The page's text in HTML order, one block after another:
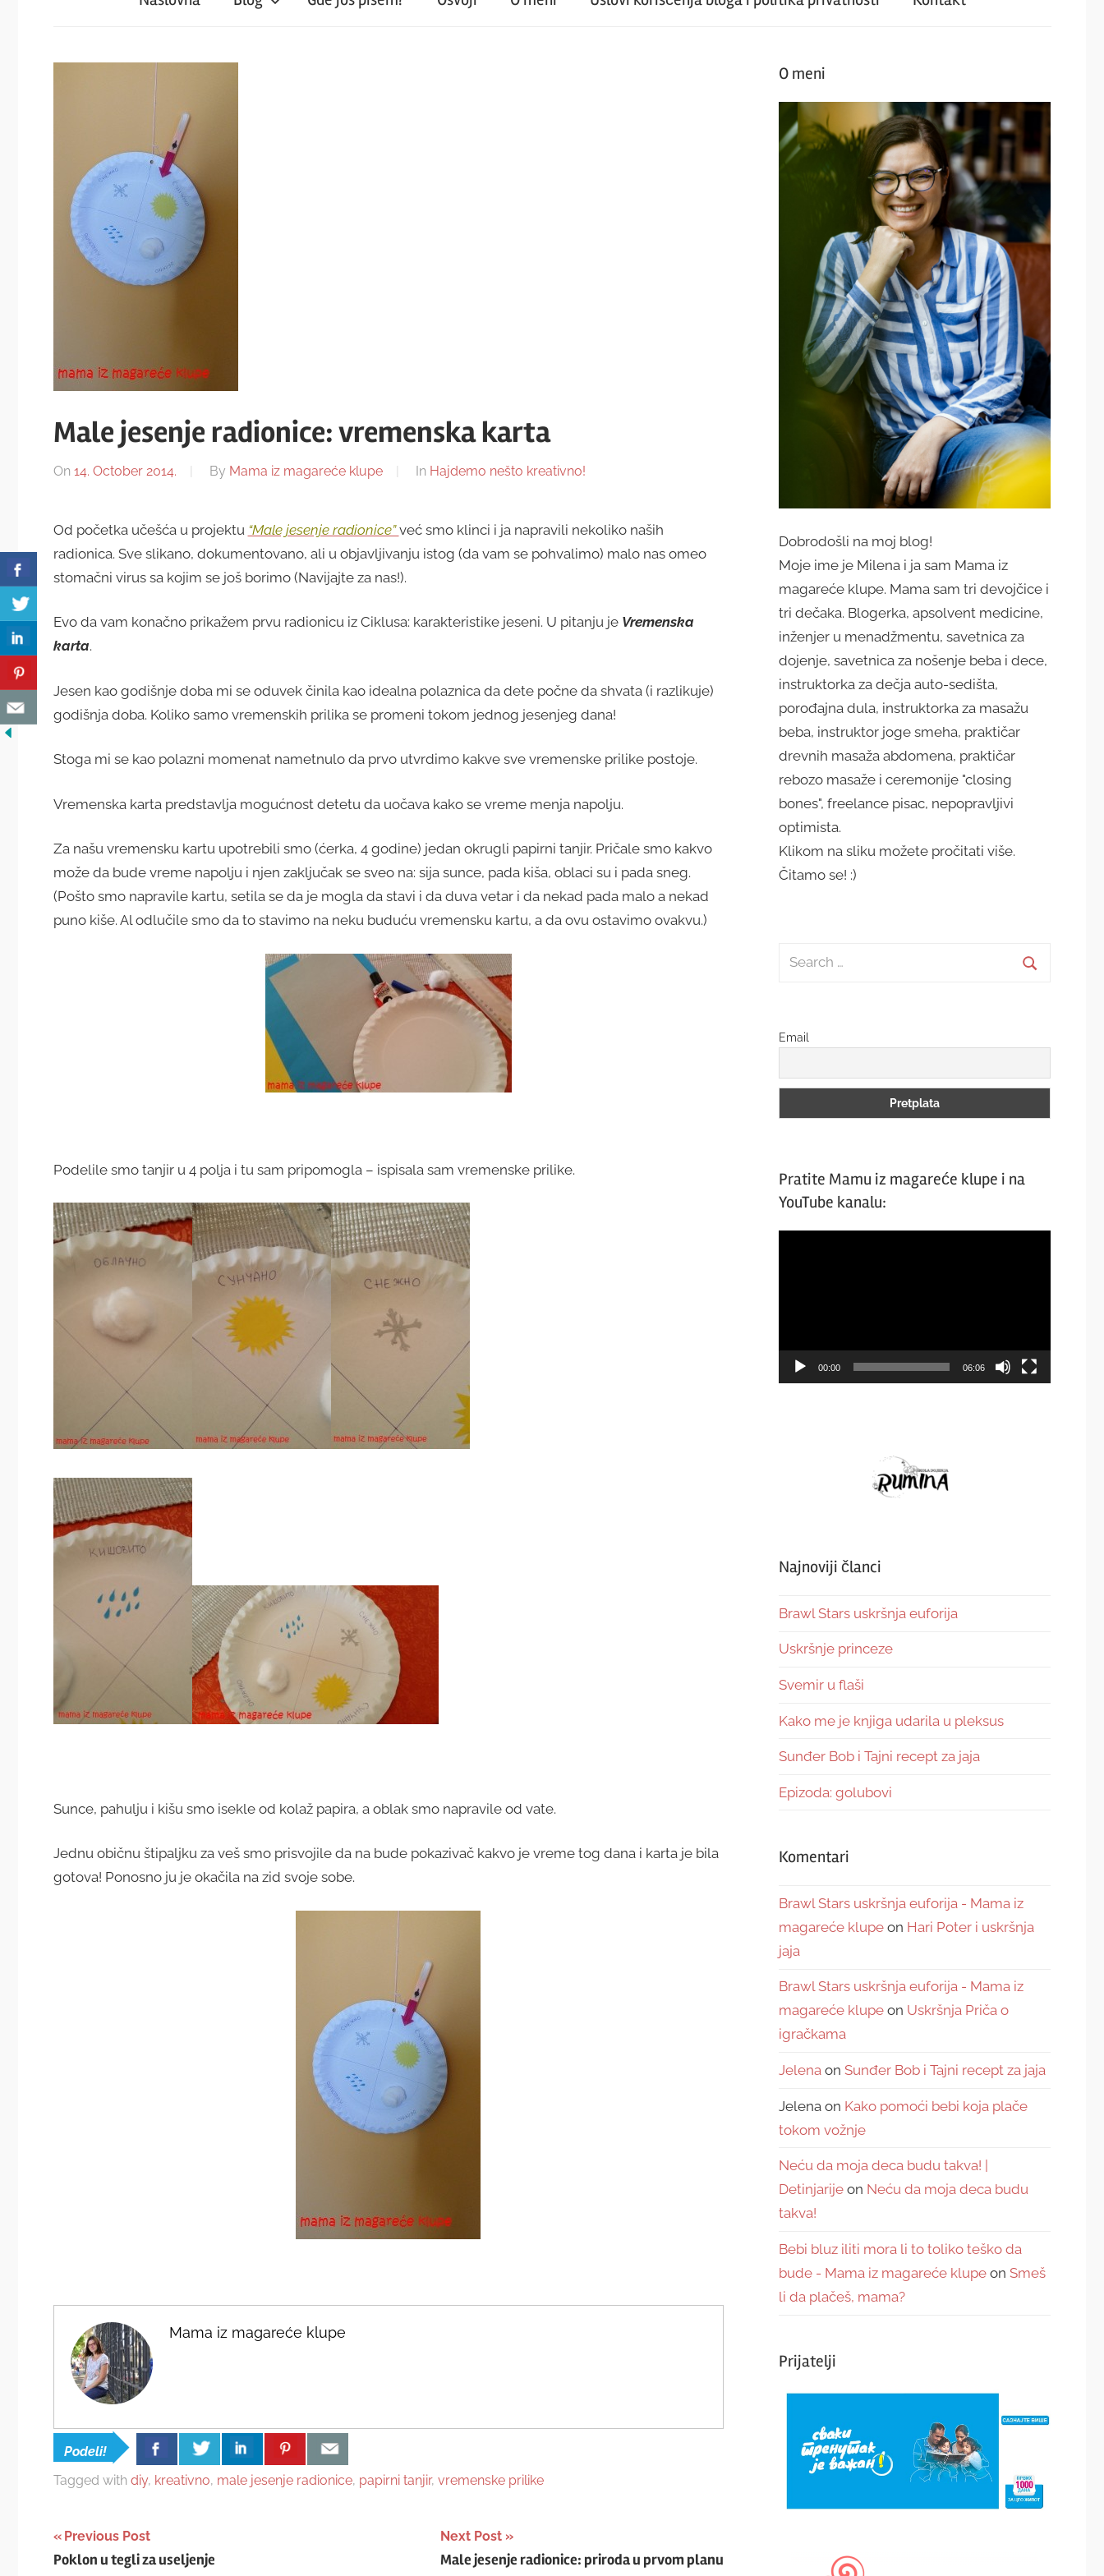
magareće
Male jesenje radionice: vremenska karta
On 14. October 2014. By Mama iz magareće klupe In Hajdemo nešto kreativno!
Od početka učešća u projektu “Male jesenje radionice”već smo klinci i ja napravili nekoliko naših
radionica. Sve slikano, dokumentovano, ali u objavljivanju istog (da vam se pohvalimo) malo nas omeo
stomačni virus sa kojim se još borimo (Navijajte za nas!).
Evo da vam konačno prikažem prvu radionicu iz Ciklusa: karakteristike jeseni. U pitanju je Vremenska
karta.
Jesen kao godišnje doba mi se oduvek činila kao idealna polaznica da dete počne da shvata (i razlikuje)
godišnja doba. Koliko samo vremenskih prilika se promeni tokom jednog jesenjeg dana!
Stoga mi se kao polazni momenat nametnulo da prvo utvrdimo kakve sve vremenske prilike postoje.
Vremenska karta predstavlja mogućnost detetu da uočava kako se vreme menja napolju.
Za našu vremensku kartu upotrebili smo (ćerka, 4 godine) jedan okrugli papirni tanjir. Pričale smo kakvo
može da bude vreme napolju i njen zaključak se sveo na: sija sunce, pada kiša, oblaci su i pada sneg.
(Pošto smo napravile kartu, setila se da je mogla da stavi i da duva vetar i da nekad pada malo a nekad
puno kiše. Al odlučile smo da to stavimo na neku buduću vremensku kartu, a da ovu ostavimo ovakvu.)
Podelile smo tanjir u 4 polja i tu sam pripomogla – ispisala sam vremenske prilike.
Sunce, pahulju i kišu smo isekle od kolaž papira, a oblak smo napravile od vate.
Jednu običnu štipaljku za veš smo prisvojile da na bude pokazivač kakvo je vreme tog dana i karta je bila
gotova! Ponosno ju je okačila na zid svoje sobe.
Mama iz magareće klupe
Podeli!
Tagged with diy, kreativno, male jesenje radionice, papirni tanjir, vremenske prilike
Post
Previous Post
Poklon u tegli za useljenje
Next Post
Male jesenje radionice: priroda u prvom planu
O meni
Dobrodošli na moj blog!
Moje ime je Milena i ja sam Mama iz
magareće klupe. Mama sam tri devojčice i
tri dečaka. Blogerka, apsolvent medicine,
inženjer u menadžmentu, savetnica za
dojenje, savetnica za nošenje beba i dece,
instruktorka za dečja auto-sedišta,
porođajna dula, instruktorka za masažu
beba, instruktor joge smeha, praktičar
drevnih masaža abdomena, praktičar
rebozo masaže i ceremonije "closing
bones", freelance pisac, nepopravljivi
optimista.
Klikom na sliku možete pročitati više.
Čitamo se! :)
Search
Email
Pratite Mamu iz magareće klupe i na
YouTube kanalu:
00:00 06:06
Najnoviji članci
Brawl Stars uskršnja euforija
Uskršnje princeze
Svemir u flaši
Kako me je knjiga udarila u pleksus
Sunđer Bob i Tajni recept za jaja
Epizoda: golubovi
Komentari
Brawl Stars uskršnja euforija - Mama iz
magareće klupe on Hari Poter i uskršnja
jaja
Brawl Stars uskršnja euforija - Mama iz
magareće klupe on Uskršnja Priča o
igračkama
Jelena on Sunđer Bob i Tajni recept za jaja
Jelena on Kako pomoći bebi koja plače
tokom vožnje
Neću da moja deca budu takva! |
Detinjarije on Neću da moja deca budu
takva!
Bebi bluz iliti mora li to toliko teško da
bude - Mama iz magareće klupe on Smeš
li da plačeš, mama?
Prijatelji